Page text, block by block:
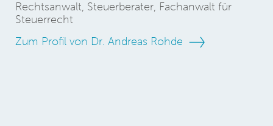
Rechtsanwalt, Steuerberater, Fachanwalt für
Steuerrecht
Zum Profil von Dr. Andreas Rohde